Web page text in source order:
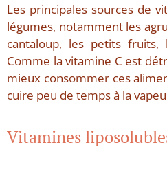
Les principales sources de
légumes, notamment les
cantaloup, les petits
Comme la vitamine C est
mieux consommer ces
cuire peu de temps à la
Vitamines